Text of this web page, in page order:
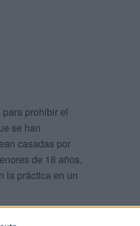
prohibir el
se han
casadas por
de 18 años,
la práctica en un